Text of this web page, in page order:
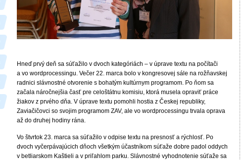
Hneď prvý deň sa súťažilo v dvoch kategóriách – v úprave textu na počítači
a vo wordprocessingu. Večer 22. marca bolo v kongresovej sále na rožňavskej
radnici slávnostné otvorenie s bohatým kultúrnym programom. Po ňom sa
začala náročnejšia časť pre celoštátnu komisiu, ktorá musela opraviť práce
žiakov z prvého dňa. V úprave textu pomohli hostia z Českej republiky,
Zaviačičovci so svojim programom ZAV, ale vo wordprocessingu trvala oprava
až do druhej hodiny rána.
Vo štvrtok 23. marca sa súťažilo v odpise textu na presnosť a rýchlosť. Po
dvoch vyčerpávajúcich dňoch všetkým účastníkom súťaže dobre padol oddych
v betliarskom Kaštieli a v priľahlom parku. Slávnostné vyhodnotenie súťaže sa